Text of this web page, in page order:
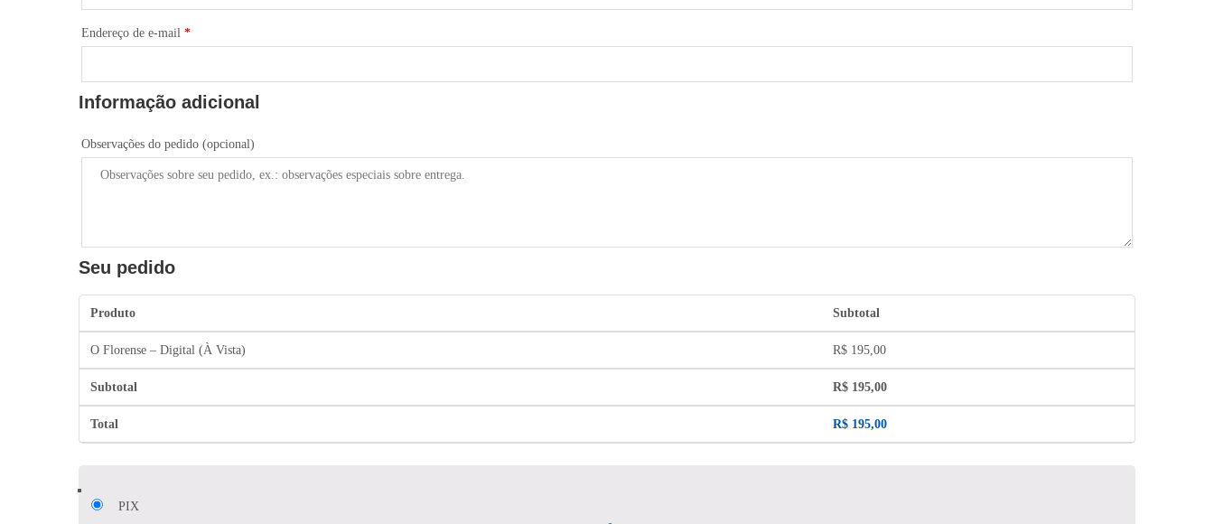
Endereço de e-mail *
Informação adicional
Observações do pedido (opcional)
Seu pedido
Produto Subtotal
O Florense – Digital (À Vista) R$ 195,00
Subtotal R$ 195,00
Total R$ 195,00
PIX